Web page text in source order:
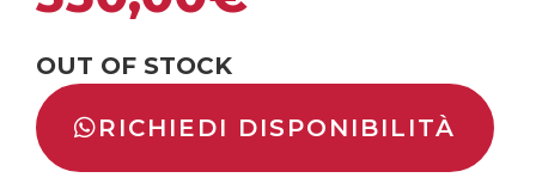
OUT OF STOCK
RICHIEDI DISPONIBILITÀ